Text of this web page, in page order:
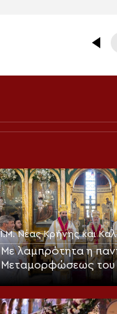
Ι.Μ. Νέας Κρήνης και
Με λαμπρότητα η
Μεταμορφώσεως
στην Καλαμαριά